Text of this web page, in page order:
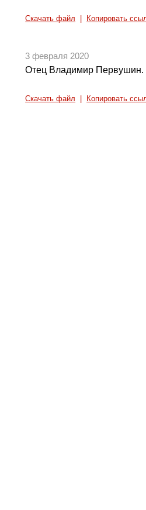
Скачать файл Копировать
3 февраля 2020
Отец Владимир
Скачать файл Копировать